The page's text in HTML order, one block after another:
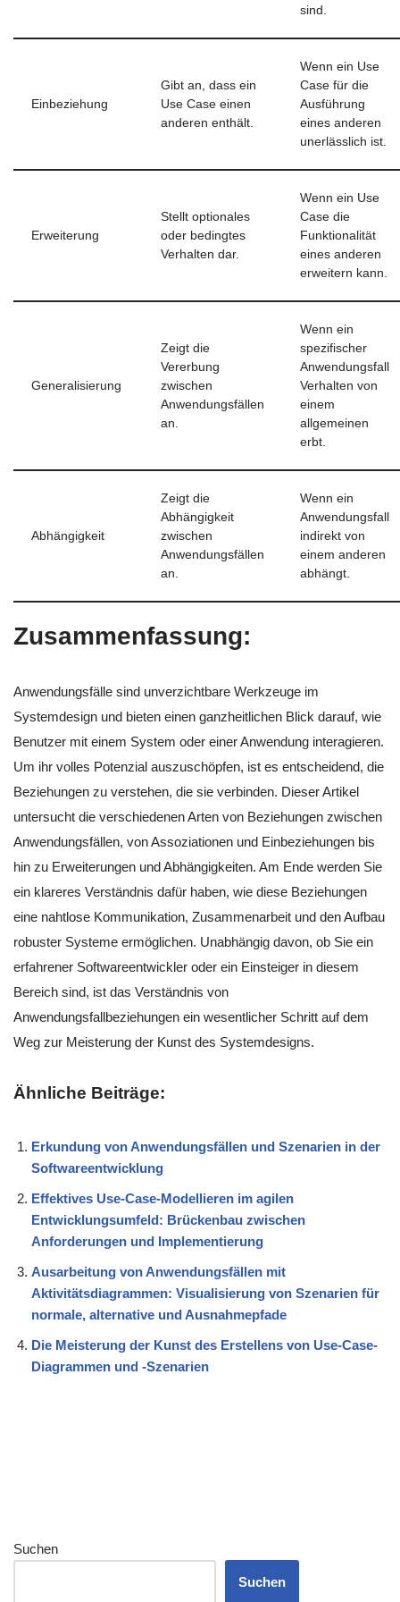
sind.
Einbeziehung
Gibt an, dass ein
Use Case einen
anderen enthält.
Wenn ein Use
Case für die
Ausführung
eines anderen
unerlässlich ist.
Erweiterung
Stellt optionales
oder bedingtes
Verhalten dar.
Wenn ein Use
Case die
Funktionalität
eines anderen
erweitern kann.
Generalisierung
Zeigt die
Vererbung
zwischen
Anwendungsfällen
an.
Wenn ein
spezifischer
Anwendungsfall
Verhalten von
einem
allgemeinen
erbt.
Abhängigkeit
Zeigt die
Abhängigkeit
zwischen
Anwendungsfällen
an.
Wenn ein
Anwendungsfall
indirekt von
einem anderen
abhängt.
Zusammenfassung:
Anwendungsfälle sind unverzichtbare Werkzeuge im
Systemdesign und bieten einen ganzheitlichen Blick darauf, wie
Benutzer mit einem System oder einer Anwendung interagieren.
Um ihr volles Potenzial auszuschöpfen, ist es entscheidend, die
Beziehungen zu verstehen, die sie verbinden. Dieser Artikel
untersucht die verschiedenen Arten von Beziehungen zwischen
Anwendungsfällen, von Assoziationen und Einbeziehungen bis
hin zu Erweiterungen und Abhängigkeiten. Am Ende werden Sie
ein klareres Verständnis dafür haben, wie diese Beziehungen
eine nahtlose Kommunikation, Zusammenarbeit und den Aufbau
robuster Systeme ermöglichen. Unabhängig davon, ob Sie ein
erfahrener Softwareentwickler oder ein Einsteiger in diesem
Bereich sind, ist das Verständnis von
Anwendungsfallbeziehungen ein wesentlicher Schritt auf dem
Weg zur Meisterung der Kunst des Systemdesigns.
Ähnliche Beiträge:
Erkundung von Anwendungsfällen und Szenarien in der
Softwareentwicklung
Effektives Use-Case-Modellieren im agilen
Entwicklungsumfeld: Brückenbau zwischen
Anforderungen und Implementierung
Ausarbeitung von Anwendungsfällen mit
Aktivitätsdiagrammen: Visualisierung von Szenarien für
normale, alternative und Ausnahmepfade
Die Meisterung der Kunst des Erstellens von Use-Case-
Diagrammen und -Szenarien
Suchen
Suchen